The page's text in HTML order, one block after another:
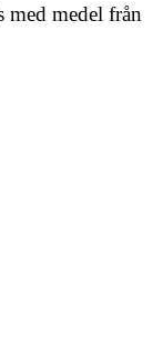
med medel från